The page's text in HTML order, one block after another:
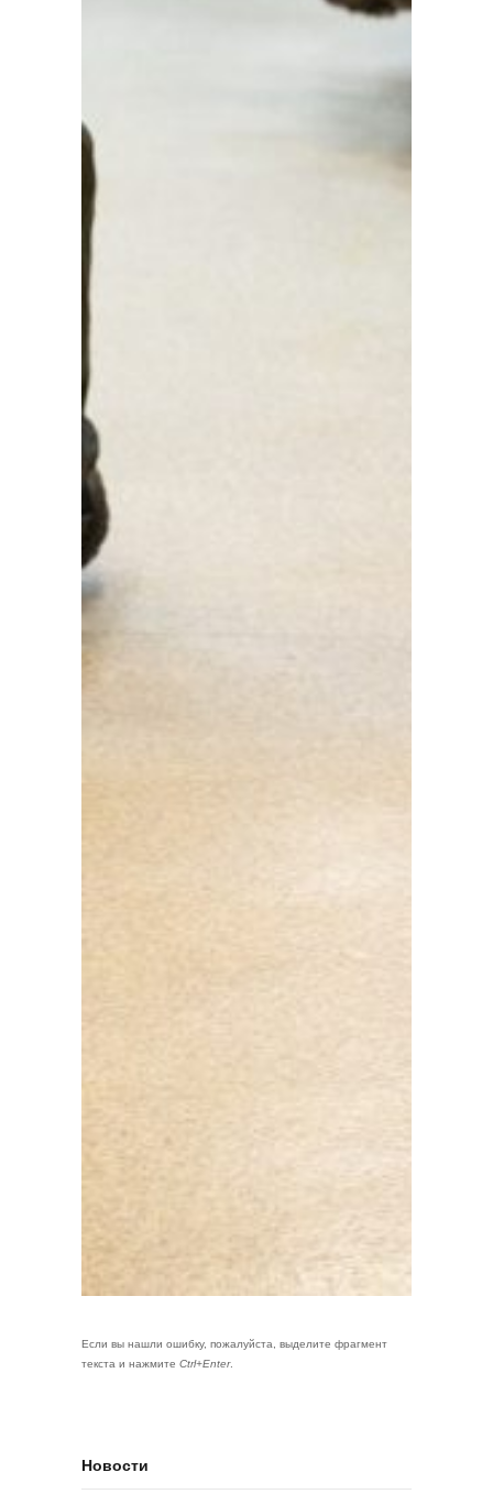
Если вы нашли ошибку, пожалуйста, выделите фрагмент
текста и нажмите Ctrl+Enter.
Новости